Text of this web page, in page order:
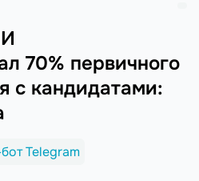
70% первичного
с кандидатами:
Telegram